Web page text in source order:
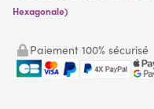
Hexagonale)
Paiement 100% sécurisé